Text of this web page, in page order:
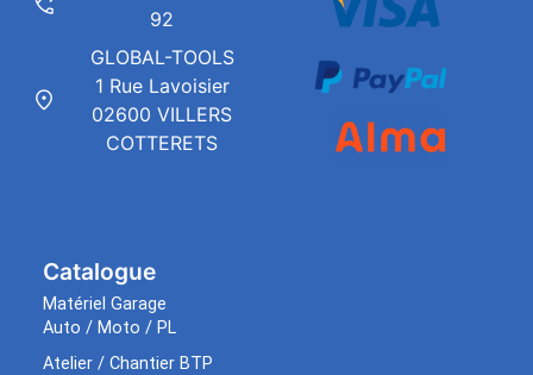
Catalogue
Matériel Garage
Auto / Moto / PL
Atelier / Chantier BTP
92
GLOBAL-TOOLS
1 Rue Lavoisier
02600 VILLERS
COTTERETS